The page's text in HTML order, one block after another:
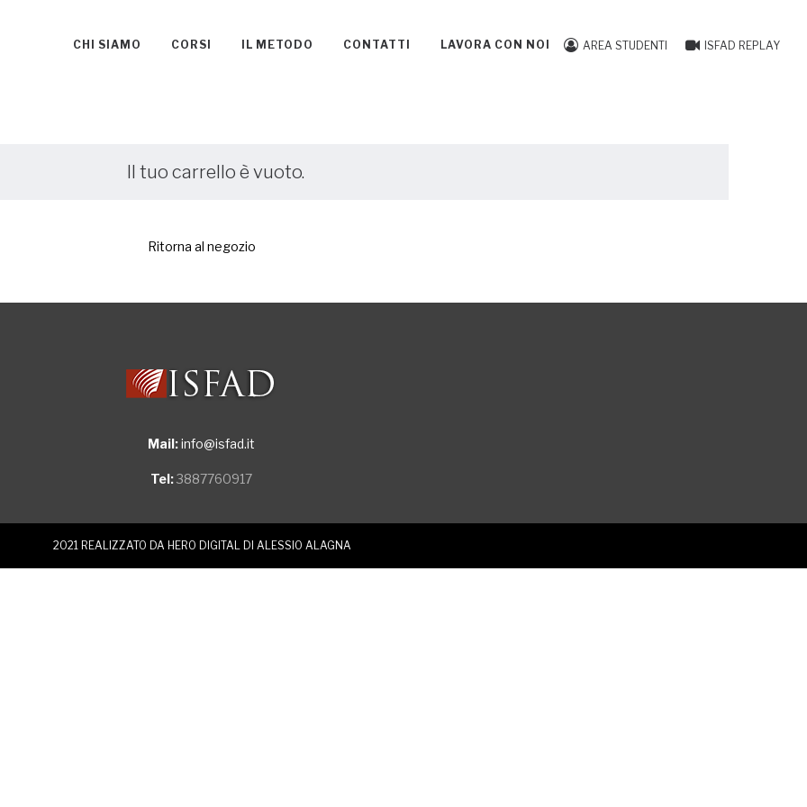
AREA STUDENTI ISFAD REPLAY
CHI SIAMO CORSI IL METODO CONTATTI LAVORA CON NOI
Il tuo carrello è vuoto.
Ritorna al negozio
Mail:info@isfad.it
Tel: 3887760917
2021 REALIZZATO DA HERO DIGITAL DI ALESSIO ALAGNA